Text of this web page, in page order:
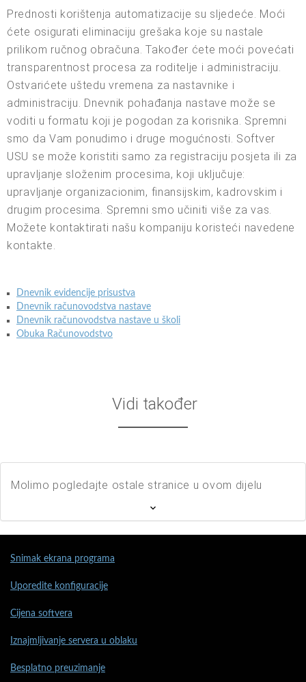
Prednosti korištenja automatizacije su sljedeće. Moći
ćete osigurati eliminaciju grešaka koje su nastale
prilikom ručnog obračuna. Također ćete moći povećati
transparentnost procesa za roditelje i administraciju.
Ostvarićete uštedu vremena za nastavnike i
administraciju. Dnevnik pohađanja nastave može se
voditi u formatu koji je pogodan za korisnika. Spremni
smo da Vam ponudimo i druge mogućnosti. Softver
USU se može koristiti samo za registraciju posjeta ili za
upravljanje složenim procesima, koji uključuje:
upravljanje organizacionim, finansijskim, kadrovskim i
drugim procesima. Spremni smo učiniti više za vas.
Možete kontaktirati našu kompaniju koristeći navedene
kontakte.
Dnevnik evidencije prisustva
Dnevnik računovodstva nastave
Dnevnik računovodstva nastave u školi
Obuka Računovodstvo
Vidi također
Molimo pogledajte ostale stranice u ovom dijelu
Snimak ekrana programa
Uporedite konfiguracije
Cijena softvera
Iznajmljivanje servera u oblaku
Besplatno preuzimanje